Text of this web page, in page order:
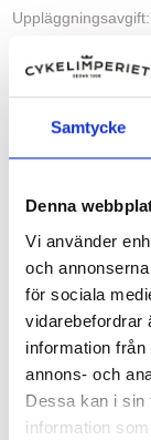
Samtycke
Denna
Vi använder
och
för sociala
vidarebefordrar
information
annons- och
Dessa kan i sin
information
För 36 månader
Om
Beskrivning
Slang 47-62/584.
27,5 tum.